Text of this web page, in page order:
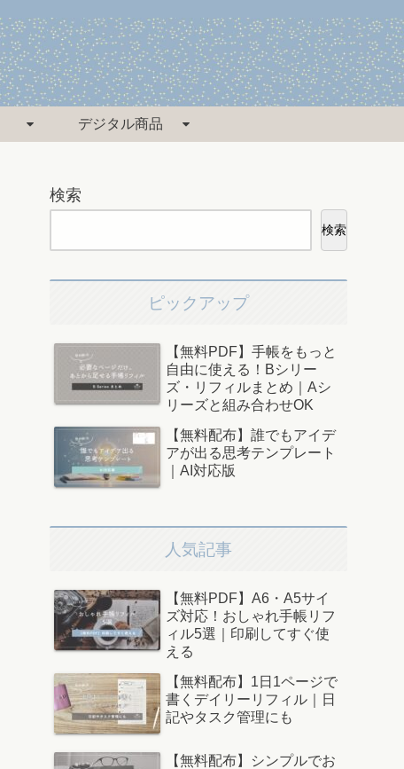
デジタル商品
検索
検索
ピックアップ
【無料PDF】手帳をもっと
自由に使える！Bシリー
ズ・リフィルまとめ｜Aシ
リーズと組み合わせOK
【無料配布】誰でもアイデ
アが出る思考テンプレート
｜AI対応版
人気記事
【無料PDF】A6・A5サイ
ズ対応！おしゃれ手帳リフ
ィル5選｜印刷してすぐ使
える
【無料配布】1日1ページで
書くデイリーリフィル｜日
記やタスク管理にも
【無料配布】シンプルでお